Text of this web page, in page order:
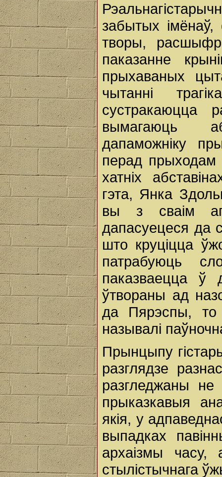
забытых імёнаў,
творы,
паказанне
прыхаваных
чытанні
сустракаюцца
вымагаюць
дапаможніку
перад прыходам
хатніх
гэта, Янка
вы з сваім
дапасуецеся да
што круціцца
патрабуюць
паказваецца ў
ўтвораны ад
да Пярэспы, то
называлі
Прынцыпу
разглядзе
разгледжаны не
прыказкавыя
якія, у
выпадках
архаізмы
стылістычнага